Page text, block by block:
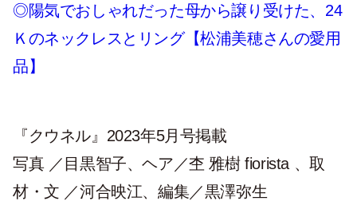
◎陽気でおしゃれだった母から譲り受けた、24
Ｋのネックレスとリング【松浦美穂さんの愛用
品】
『クウネル』2023年5月号掲載
写真 ／目黒智子、ヘア／杢 雅樹 fiorista 、取
材・文 ／河合映江、編集／黒澤弥生